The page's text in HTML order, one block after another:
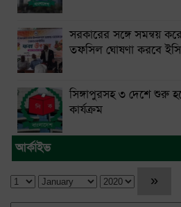
সরকারের সঙ্গে সমন্বয়
তফসিল ঘোষণা করবে ইসি
সিঙ্গাপুরসহ ৩ দেশে শুরু
কার্যক্রম
আর্কাইভ